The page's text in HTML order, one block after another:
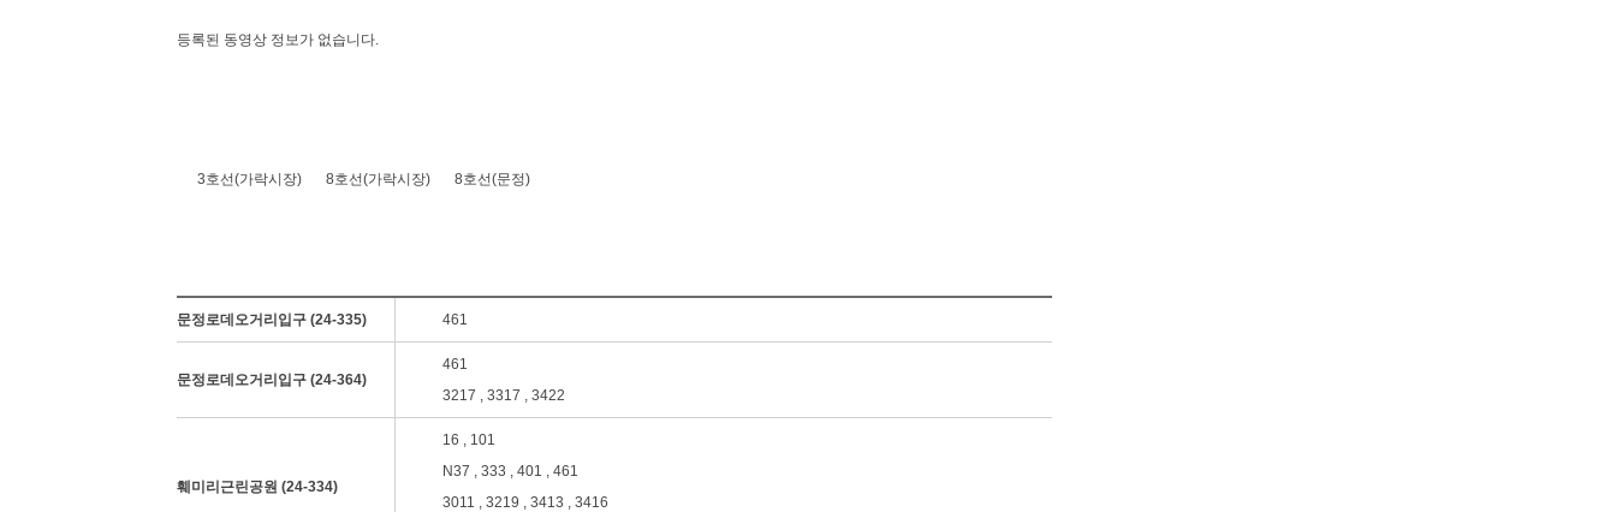
등록된 동영상 정보가 없습니다.
3호선(가락시장) 8호선(가락시장) 8호선(문정)
문정로데오거리입구 (24-335) 461
문정로데오거리입구 (24-364)
461
3217 , 3317 , 3422
훼미리근린공원 (24-334)
16 , 101
N37 , 333 , 401 , 461
3011 , 3219 , 3413 , 3416